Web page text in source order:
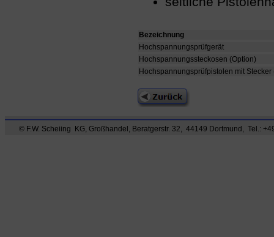
Bezeichnung
Hochspannungsprüfgerät
Hochspannungssteckosen (Option)
Hochspannungsprüfpistolen mit Stecker
© F.W. Scheiing KG, Großhandel, Beratgerstr. 32, 44149 Dortmund, Tel.: